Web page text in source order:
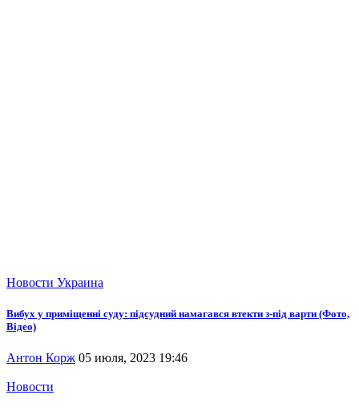
Новости Украина
Вибух у приміщенні суду: підсудний намагався втекти з-під варти (Фото,
Відео)
Антон Корж 05 июля, 2023 19:46
Новости